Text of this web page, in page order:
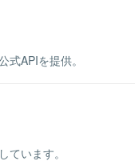
APIを提供。
います。